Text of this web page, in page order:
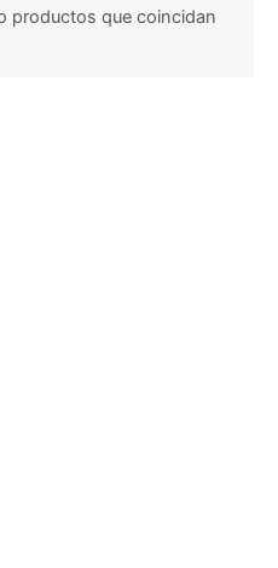
productos que coincidan